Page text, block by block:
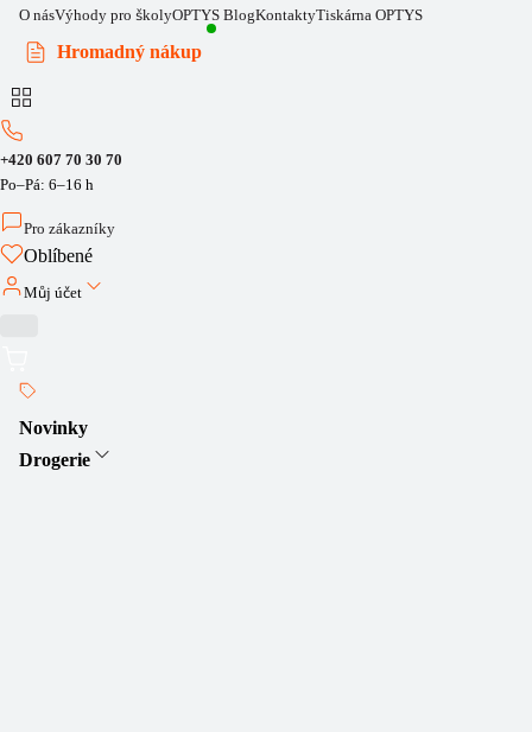
O násVýhody pro školyOPTYS BlogKontaktyTiskárna OPTYS
Hromadný nákup
+420 607 70 30 70
Po–Pá: 6–16 h
Pro zákazníky
Oblíbené
Můj účet
Novinky
Drogerie